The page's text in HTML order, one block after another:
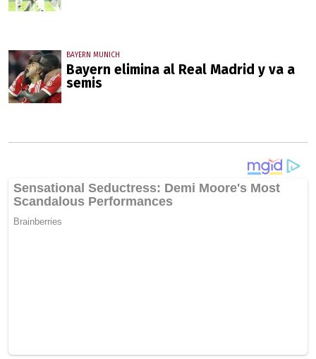
BAYERN MUNICH
Bayern elimina al Real Madrid y va a
semis